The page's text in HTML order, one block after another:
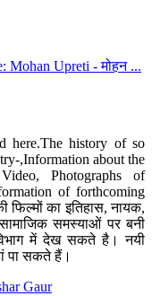
Mohan Upreti - मोहन ...
here.The history of so
,Information about the
Photographs of
of forthcoming
फिल्मों का इतिहास, नायक,
समस्याओं पर बनी
में देख सकते है। नयी
पा सकते हैं।
Gaur